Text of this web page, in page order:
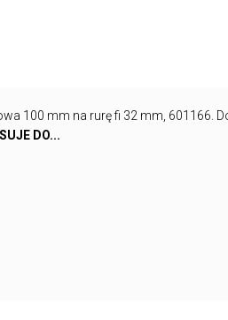
100 mm na rurę fi 32 mm, 601166.
DO...